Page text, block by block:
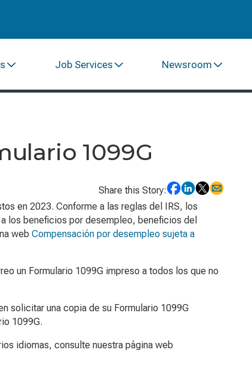
Job Services Newsroom
1099G
Share this Story:
en 2023. Conforme a las reglas del IRS, los
los beneficios por desempleo, beneficios del
web Compensación por desempleo sujeta a
un Formulario 1099G impreso a todos los que no
solicitar una copia de su Formulario 1099G
1099G.
idiomas, consulte nuestra página web